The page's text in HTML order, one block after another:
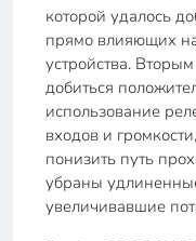
которой удалось
прямо влияющих
устройства.
добиться
использование
входов и
понизить путь
убраны
увеличивавшие